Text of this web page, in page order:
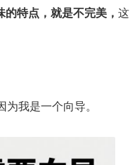
的特点，就是不完美， 这
我是一个向导。